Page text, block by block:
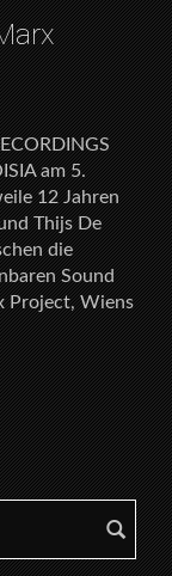
am 5.
12 Jahren
Thijs De
die
Sound
Project, Wiens